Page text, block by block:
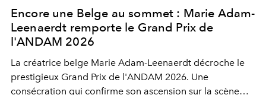
Encore une Belge au sommet : Marie Adam-
Leenaerdt remporte le Grand Prix de
l'ANDAM 2026
La créatrice belge Marie Adam-Leenaerdt décroche le
prestigieux Grand Prix de l'ANDAM 2026. Une
consécration qui confirme son ascension sur la scène